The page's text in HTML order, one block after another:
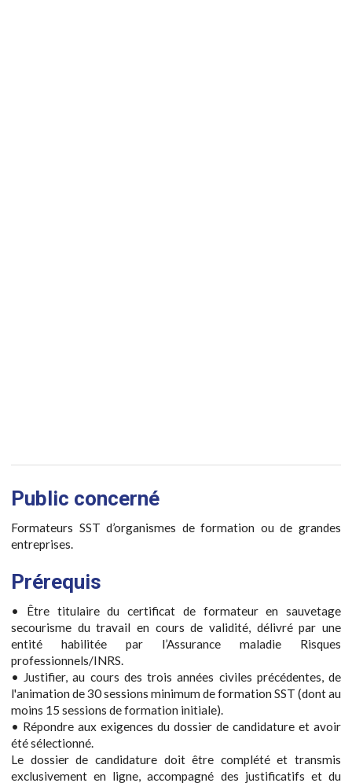
Public concerné
Formateurs SST d’organismes de formation ou de grandes
entreprises.
Prérequis
• Être titulaire du certificat de formateur en sauvetage
secourisme du travail en cours de validité, délivré par une
entité habilitée par l’Assurance maladie Risques
professionnels/INRS.
• Justifier, au cours des trois années civiles précédentes, de
l'animation de 30 sessions minimum de formation SST (dont au
moins 15 sessions de formation initiale).
• Répondre aux exigences du dossier de candidature et avoir
été sélectionné.
Le dossier de candidature doit être complété et transmis
exclusivement en ligne, accompagné des justificatifs et du